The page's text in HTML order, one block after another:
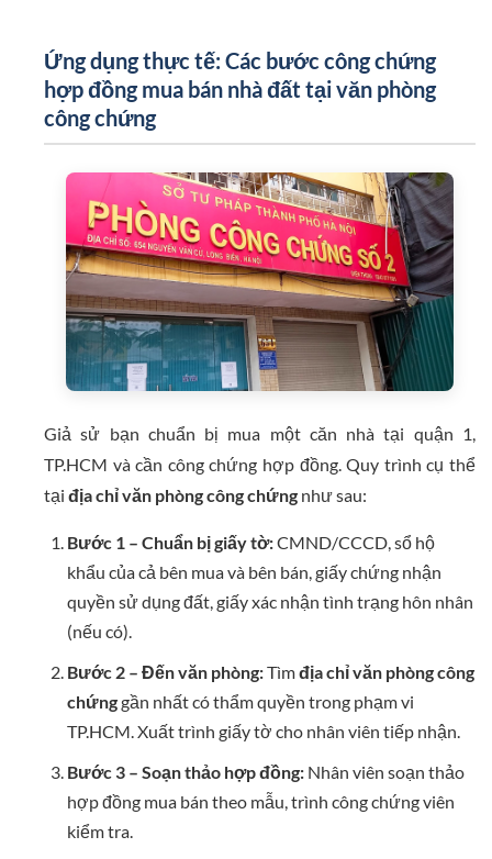
Ứng dụng thực tế: Các bước công chứng
hợp đồng mua bán nhà đất tại văn phòng
công chứng
Giả sử bạn chuẩn bị mua một căn nhà tại quận 1,
TP.HCM và cần công chứng hợp đồng. Quy trình cụ thể
tại địa chỉ văn phòng công chứng như sau:
Bước 1 – Chuẩn bị giấy tờ:CMND/CCCD, sổ hộ
khẩu của cả bên mua và bên bán, giấy chứng nhận
quyền sử dụng đất, giấy xác nhận tình trạng hôn nhân
(nếu có).
Bước 2 – Đến văn phòng:Tìmđịa chỉ văn phòng công
chứnggần nhất có thẩm quyền trong phạm vi
TP.HCM. Xuất trình giấy tờ cho nhân viên tiếp nhận.
Bước 3 – Soạn thảo hợp đồng:Nhân viên soạn thảo
hợp đồng mua bán theo mẫu, trình công chứng viên
kiểm tra.